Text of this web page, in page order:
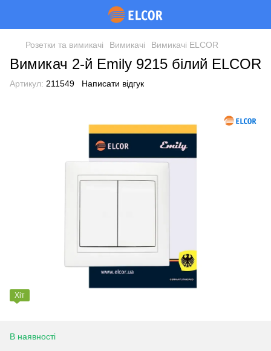
Розетки та вимикачі Вимикачі Вимикачі ELCOR
Вимикач 2-й Emily 9215 білий ЕLCOR
Артикул: 211549 Написати відгук
Хіт
В наявності